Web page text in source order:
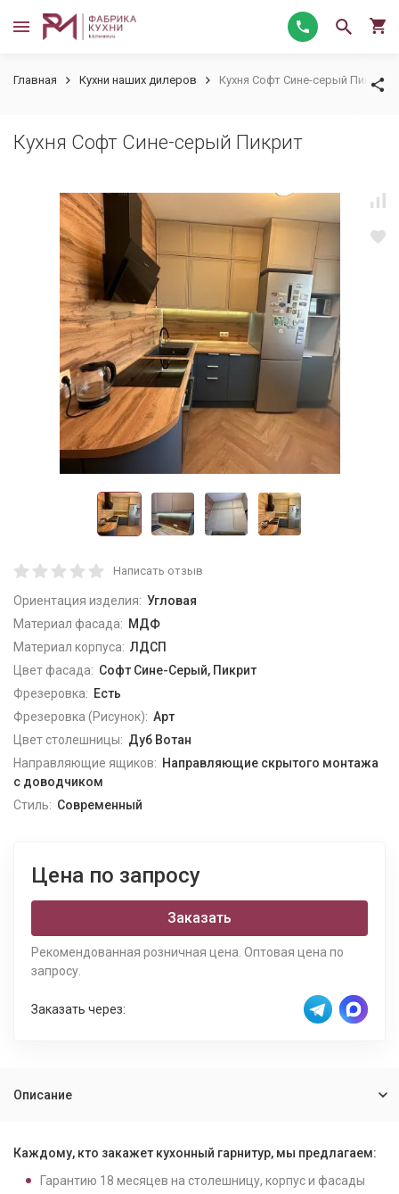
Главная Кухни наших дилеров Кухня Софт Сине-серый Пикрит
Кухня Софт Сине-серый Пикрит
Написать отзыв
Ориентация изделия: Угловая
Материал фасада: МДФ
Материал корпуса: ЛДСП
Цвет фасада: Софт Сине-Серый, Пикрит
Фрезеровка: Есть
Фрезеровка (Рисунок): Арт
Цвет столешницы: Дуб Вотан
Направляющие ящиков: Направляющие скрытого монтажа
с доводчиком
Стиль: Современный
Цена по запросу
Заказать
Рекомендованная розничная цена. Оптовая цена по
запросу.
Заказать через:
Описание
Каждому, кто закажет кухонный гарнитур, мы предлагаем:
Гарантию 18 месяцев на столешницу, корпус и фасады